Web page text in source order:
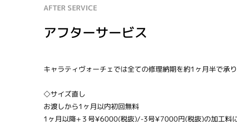
AFTER SERVICE
アフターサービス
キャラティヴォーチェでは全ての修理納期を約1ヶ月半で承り
◇サイズ直し
お渡しから1ヶ月以内初回無料
1ヶ月以降+３号¥6000(税抜)/-3号¥7000円(税抜)の加工料に